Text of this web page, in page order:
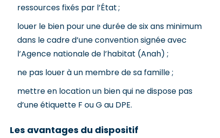
ressources fixés par l’État ;
louer le bien pour une durée de six ans minimum
dans le cadre d’une convention signée avec
l’Agence nationale de l’habitat (Anah) ;
ne pas louer à un membre de sa famille ;
mettre en location un bien qui ne dispose pas
d’une étiquette F ou G au DPE.
Les avantages du dispositif